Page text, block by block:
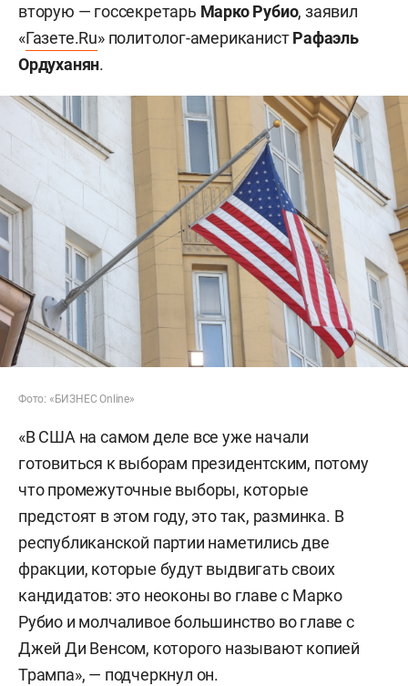
вторую — госсекретарь Марко Рубио, заявил
«Газете.Ru» политолог-американистРафаэль
Ордуханян.
Фото: «БИЗНЕС Online»
«В США на самом деле все уже начали
готовиться к выборам президентским, потому
что промежуточные выборы, которые
предстоят в этом году, это так, разминка. В
республиканской партии наметились две
фракции, которые будут выдвигать своих
кандидатов: это неоконы во главе с Марко
Рубио и молчаливое большинство во главе с
Джей Ди Венсом, которого называют копией
Трампа», — подчеркнул он.